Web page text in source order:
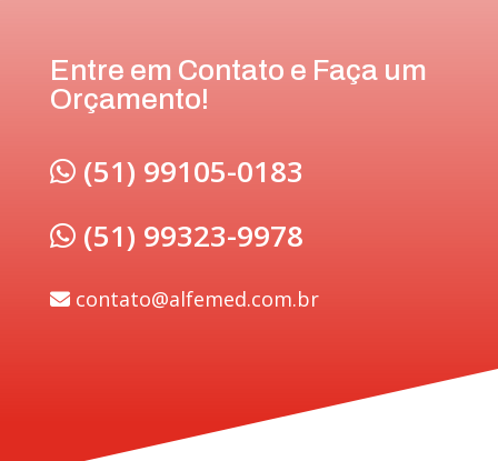
Entre em Contato e Faça um
Orçamento!
(51) 99105-0183
(51) 99323-9978
contato@alfemed.com.br